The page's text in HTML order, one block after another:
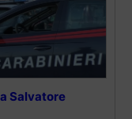
Salvatore